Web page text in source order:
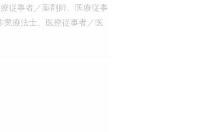
従事者／薬剤師、医療従事
療法士、医療従事者／医